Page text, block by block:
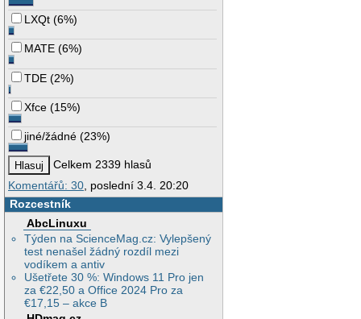
LXQt (6%)
MATE (6%)
TDE (2%)
Xfce (15%)
jiné/žádné (23%)
Celkem 2339 hlasů
Komentářů: 30 , poslední 3.4. 20:20
Rozcestník
AbcLinuxu
Týden na ScienceMag.cz: Vylepšený
test nenašel žádný rozdíl mezi
vodíkem a antiv
Ušetřete 30 %: Windows 11 Pro jen
za €22,50 a Office 2024 Pro za
€17,15 – akce B